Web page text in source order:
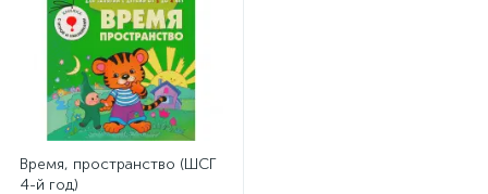
Время, пространство (ШСГ
4-й год)